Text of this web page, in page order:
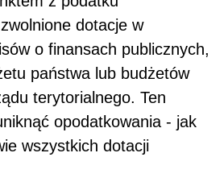
dotacje w
o finansach publicznych,
państwa lub budżetów
terytorialnego. Ten
opodatkowania - jak
wszystkich dotacji